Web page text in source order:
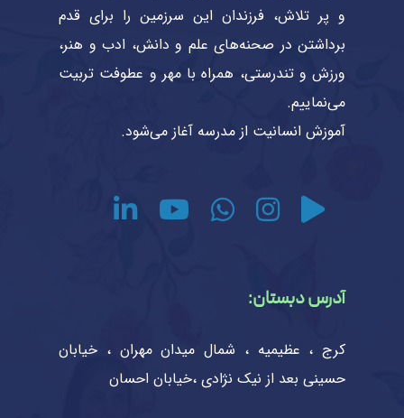
و پر تلاش، فرزندان این سرزمین را برای قدم
برداشتن در صحنه‌های علم و دانش، ادب و هنر،
ورزش و تندرستی، همراه با مهر و عطوفت تربیت
می‌نماییم.
آموزش انسانیت از مدرسه آغاز می‌شود.
آدرس دبستان:
کرج ، عظیمیه ، شمال میدان مهران ، خیابان
حسینی بعد از نیک نژادی ،خیابان احسان